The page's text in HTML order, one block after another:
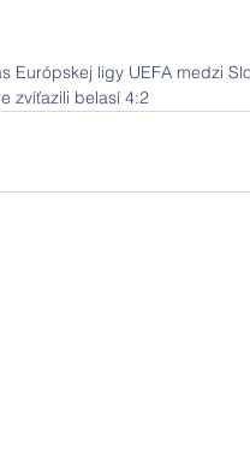
Európskej ligy UEFA medzi
zvíťazili belasí 4:2